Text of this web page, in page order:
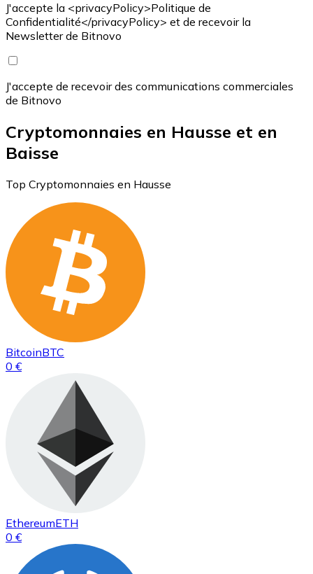
J'accepte la <privacyPolicy>Politique de
Confidentialité</privacyPolicy> et de recevoir la
Newsletter de Bitnovo
J'accepte de recevoir des communications commerciales
de Bitnovo
Cryptomonnaies en Hausse et en
Baisse
Top Cryptomonnaies en Hausse
BitcoinBTC
0 €
EthereumETH
0 €